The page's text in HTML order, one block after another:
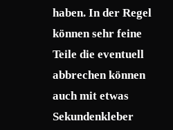
haben. In der Regel
können sehr feine
Teile die eventuell
abbrechen können
auch mit etwas
Sekundenkleber